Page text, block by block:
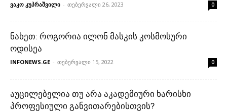
ვაკო კუპრაშვილი - თებერვალი 26, 2023 0
ნახეთ: როგორია ილონ მასკის კოსმოსური
ოდისეა
INFONEWS.GE - თებერვალი 15, 2022 0
აუცილებელია თუ არა აკადემიური ხარისხი
პროფესიული განვითარებისთვის?